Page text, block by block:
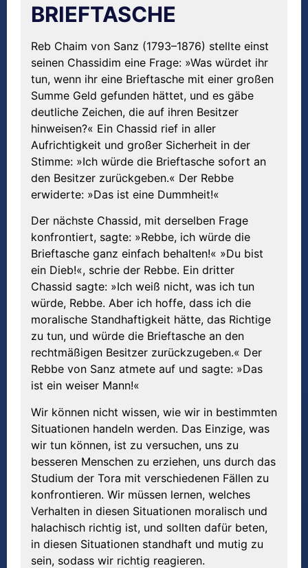
BRIEFTASCHE
Reb Chaim von Sanz (1793–1876) stellte einst
seinen Chassidim eine Frage: »Was würdet ihr
tun, wenn ihr eine Brieftasche mit einer großen
Summe Geld gefunden hättet, und es gäbe
deutliche Zeichen, die auf ihren Besitzer
hinweisen?« Ein Chassid rief in aller
Aufrichtigkeit und großer Sicherheit in der
Stimme: »Ich würde die Brieftasche sofort an
den Besitzer zurückgeben.« Der Rebbe
erwiderte: »Das ist eine Dummheit!«
Der nächste Chassid, mit derselben Frage
konfrontiert, sagte: »Rebbe, ich würde die
Brieftasche ganz einfach behalten!« »Du bist
ein Dieb!«, schrie der Rebbe. Ein dritter
Chassid sagte: »Ich weiß nicht, was ich tun
würde, Rebbe. Aber ich hoffe, dass ich die
moralische Standhaftigkeit hätte, das Richtige
zu tun, und würde die Brieftasche an den
rechtmäßigen Besitzer zurückzugeben.« Der
Rebbe von Sanz atmete auf und sagte: »Das
ist ein weiser Mann!«
Wir können nicht wissen, wie wir in bestimmten
Situationen handeln werden. Das Einzige, was
wir tun können, ist zu versuchen, uns zu
besseren Menschen zu erziehen, uns durch das
Studium der Tora mit verschiedenen Fällen zu
konfrontieren. Wir müssen lernen, welches
Verhalten in diesen Situationen moralisch und
halachisch richtig ist, und sollten dafür beten,
in diesen Situationen standhaft und mutig zu
sein, sodass wir richtig reagieren.